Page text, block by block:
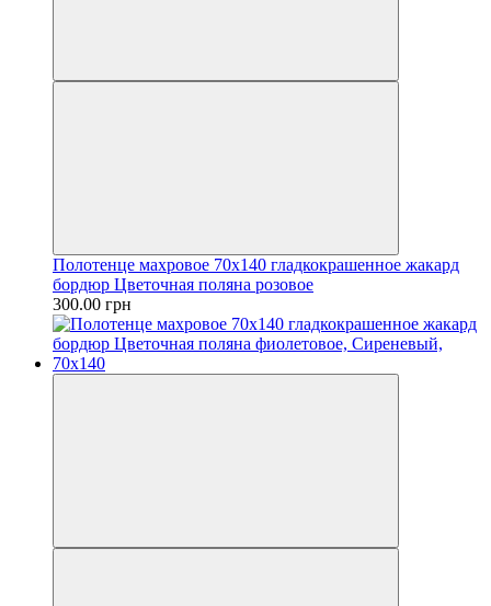
Полотенце махровое 70х140 гладкокрашенное жакард
бордюр Цветочная поляна розовое
300.00 грн